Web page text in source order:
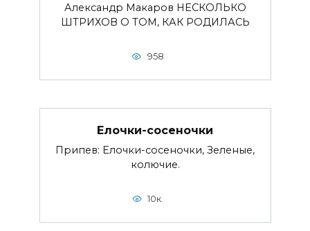
Александр Макаров НЕСКОЛЬКО
ШТРИХОВ О ТОМ, КАК РОДИЛАСЬ
958
Елочки-сосеночки
Припев: Елочки-сосеночки, Зеленые,
колючие.
10к.